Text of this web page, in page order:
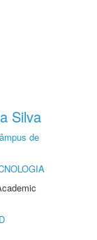
Silva
de